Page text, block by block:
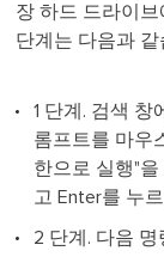
장 하드 드라이
단계는 다음과 같
1 단계. 검색 창
롬프트를 마우
한으로 실행"
고 Enter를 누
2 단계. 다음